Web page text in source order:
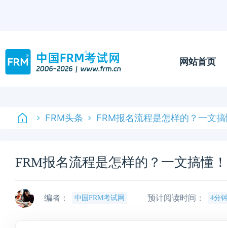
网站首页
FRM头条 FRM报名流程是怎样的？一文
FRM报名流程是怎样的？一文搞懂！
编者： 中国FRM考试网 预计阅读时间： 4分